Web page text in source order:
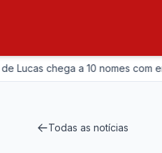
chega a 10 nomes com
Todas as notícias